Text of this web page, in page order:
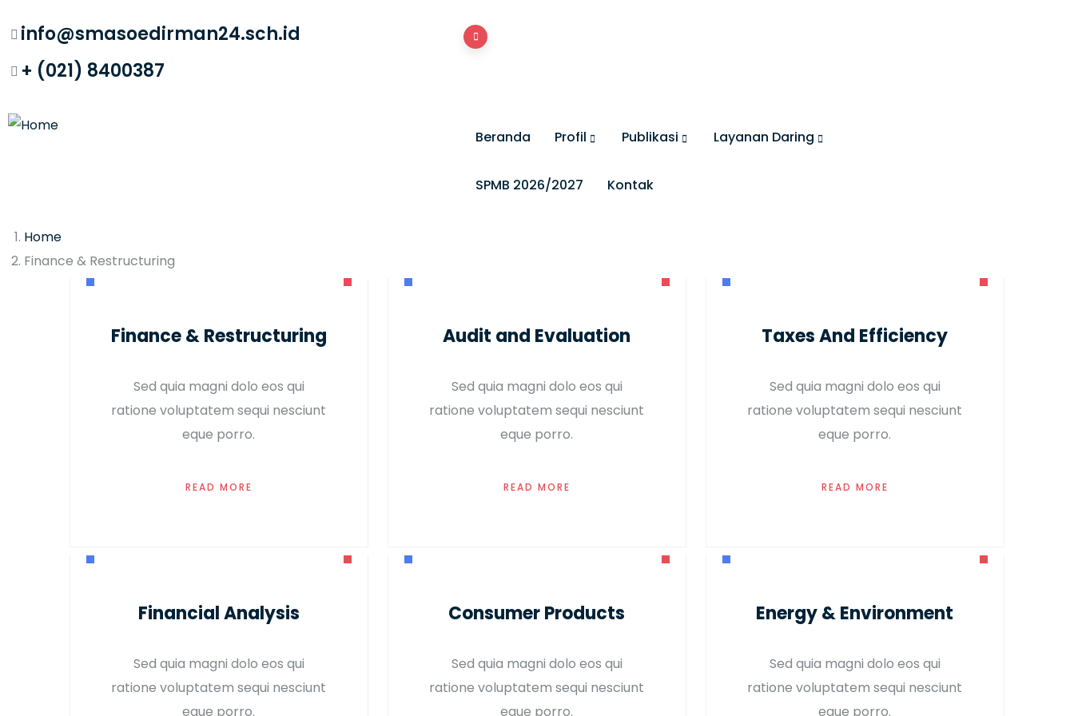
info@smasoedirman24.sch.id
+ (021) 8400387
Beranda Profil Publikasi Layanan Daring
SPMB 2026/2027 Kontak
Home
Finance & Restructuring
Finance & Restructuring
Sed quia magni dolo eos qui
ratione voluptatem sequi nesciunt
eque porro.
READ MORE
Audit and Evaluation
Sed quia magni dolo eos qui
ratione voluptatem sequi nesciunt
eque porro.
READ MORE
Taxes And Efficiency
Sed quia magni dolo eos qui
ratione voluptatem sequi nesciunt
eque porro.
READ MORE
Financial Analysis
Sed quia magni dolo eos qui
ratione voluptatem sequi nesciunt
eque porro.
Consumer Products
Sed quia magni dolo eos qui
ratione voluptatem sequi nesciunt
eque porro.
Energy & Environment
Sed quia magni dolo eos qui
ratione voluptatem sequi nesciunt
eque porro.